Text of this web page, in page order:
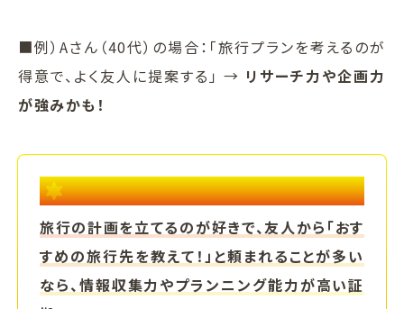
■例）Aさん（40代）の場合：「旅行プランを考えるのが
得意で、よく友人に提案する」 → リサーチ力や企画力
が強みかも！
リサーチ力や企画力をキャリアに活かす例
旅行の計画を立てるのが好きで、友人から「おす
すめの旅行先を教えて！」と頼まれることが多い
なら、情報収集力やプランニング能力が高い証